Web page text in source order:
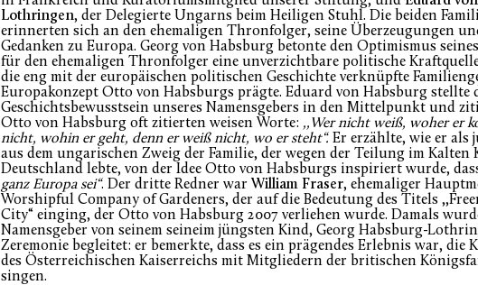
Lothringen, der Delegierte Ungarns beim Heiligen Stuhl. Die beiden
erinnerten sich an den ehemaligen Thronfolger, seine Überzeugungen
Gedanken zu Europa. Georg von Habsburg betonte den Optimismus
für den ehemaligen Thronfolger eine unverzichtbare politische
die eng mit der europäischen politischen Geschichte verknüpfte
Europakonzept Otto von Habsburgs prägte. Eduard von Habsburg stellte
Geschichtsbewusstsein unseres Namensgebers in den Mittelpunkt und
Otto von Habsburg oft zitierten weisen Worte: ,,Wer nicht weiß, woher er
nicht, wohin er geht, denn er weiß nicht, wo er steht“. Er erzählte, wie er als
aus dem ungarischen Zweig der Familie, der wegen der Teilung im Kalten
Deutschland lebte, von der Idee Otto von Habsburgs inspiriert wurde,
ganz Europa sei“. Der dritte Redner war William Fraser, ehemaliger
Worshipful Company of Gardeners, der auf die Bedeutung des Titels
City“ einging, der Otto von Habsburg 2007 verliehen wurde. Damals
Namensgeber von seinem seineim jüngsten Kind, Georg Habsburg-
Zeremonie begleitet: er bemerkte, dass es ein prägendes Erlebnis war, die
des Österreichischen Kaiserreichs mit Mitgliedern der britischen
singen.